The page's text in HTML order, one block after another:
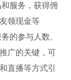
服务，获得佣
领现金等
的参与人数、
广的关键，可
直播等方式引